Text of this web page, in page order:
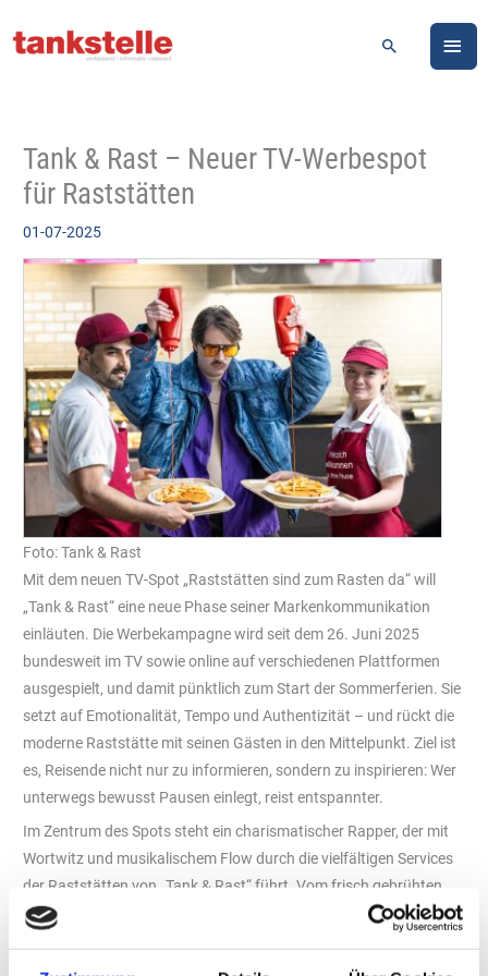
Inhalt
Suchen
Tank & Rast – Neuer TV-Werbespot
für Raststätten
01-07-2025
Foto: Tank & Rast
Mit dem neuen TV-Spot „Raststätten sind zum Rasten da“ will
„Tank & Rast“ eine neue Phase seiner Markenkommunikation
einläuten. Die Werbekampagne wird seit dem 26. Juni 2025
bundesweit im TV sowie online auf verschiedenen Plattformen
ausgespielt, und damit pünktlich zum Start der Sommerferien. Sie
setzt auf Emotionalität, Tempo und Authentizität – und rückt die
moderne Raststätte mit seinen Gästen in den Mittelpunkt. Ziel ist
es, Reisende nicht nur zu informieren, sondern zu inspirieren: Wer
unterwegs bewusst Pausen einlegt, reist entspannter.
Im Zentrum des Spots steht ein charismatischer Rapper, der mit
Wortwitz und musikalischem Flow durch die vielfältigen Services
der Raststätten von „Tank & Rast“ führt. Vom frisch gebrühten
Kaffee für Pendler über gesunde Salatbowls für
mit Kindern bis hin zu E-Ladestationen für Elektromobilisten und